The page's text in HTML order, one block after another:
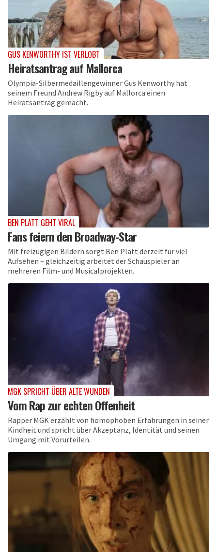
GUS KENWORTHY IST VERLOBT
Heiratsantrag auf Mallorca
Olympia-Silbermedaillengewinner Gus Kenworthy hat
seinem Freund Andrew Rigby auf Mallorca einen
Heiratsantrag gemacht.
BEN PLATT GEHT VIRAL
Fans feiern den Broadway-Star
Mit freizügigen Bildern sorgt Ben Platt derzeit für viel
Aufsehen – gleichzeitig arbeitet der Schauspieler an
mehreren Film- und Musicalprojekten.
MGK SPRICHT ÜBER ALTE WUNDEN
Vom Rap zur echten Offenheit
Rapper MGK erzählt von homophoben Erfahrungen in seiner
Kindheit und spricht über Akzeptanz, Identität und seinen
Umgang mit Vorurteilen.